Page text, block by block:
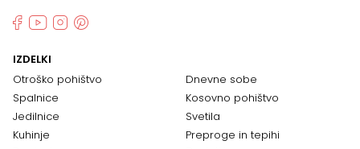
IZDELKI
Otroško pohištvo
Spalnice
Jedilnice
Kuhinje
Dnevne sobe
Kosovno pohištvo
Svetila
Preproge in tepihi